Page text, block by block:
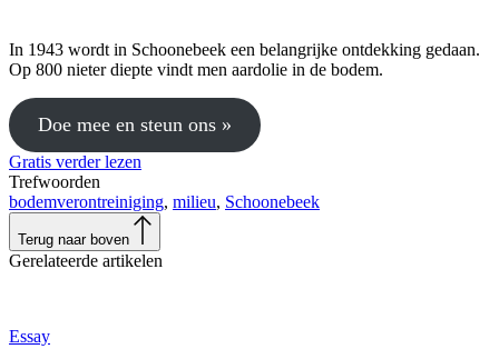
In 1943 wordt in Schoonebeek een belangrijke ontdekking gedaan.
Op 800 nieter diepte vindt men aardolie in de bodem.
Doe mee en steun ons »
Gratis verder lezen
Trefwoorden
bodemverontreiniging, milieu, Schoonebeek
Terug naar boven
Gerelateerde artikelen
Essay